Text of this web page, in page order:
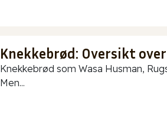
Knekkebrød: Oversikt
Knekkebrød som Wasa Husman,
Men...